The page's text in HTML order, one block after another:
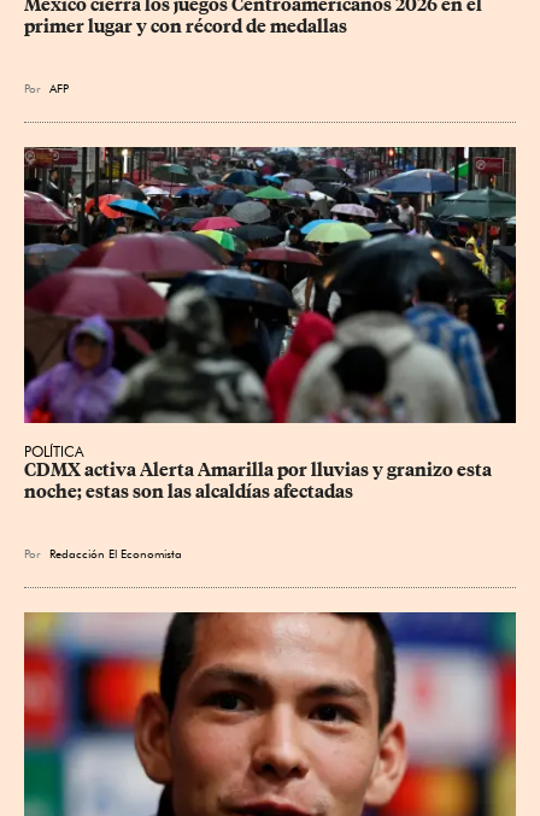
México cierra los juegos Centroamericanos 2026 en el
primer lugar y con récord de medallas
Por AFP
POLÍTICA
CDMX activa Alerta Amarilla por lluvias y granizo esta
noche; estas son las alcaldías afectadas
Por Redacción El Economista